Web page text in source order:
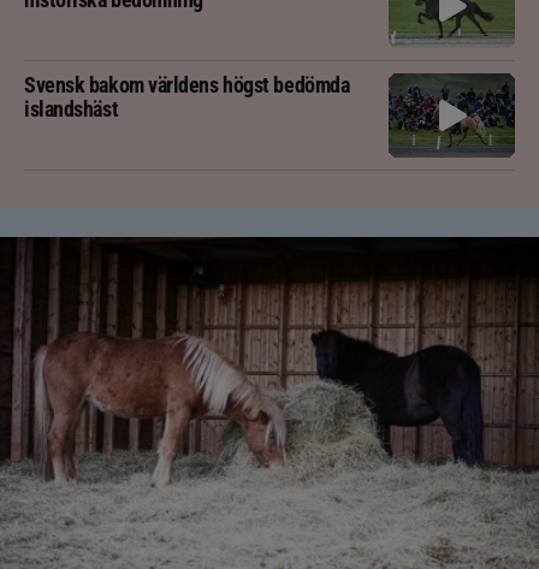
Svensk bakom världens högst bedömda
islandshäst